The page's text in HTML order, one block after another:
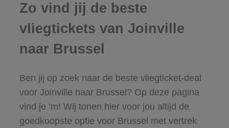
Zo vind jij de beste
vliegtickets van Joinville
naar Brussel
Ben jij op zoek naar de beste vliegticket-deal
voor Joinville naar Brussel? Op deze pagina
vind je ‘m! Wij tonen hier voor jou altijd de
goedkoopste optie voor Brussel met vertrek